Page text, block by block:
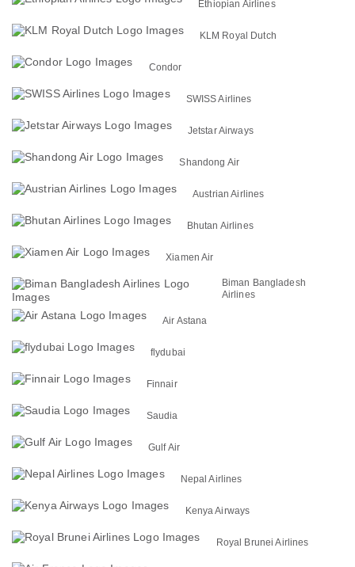
Ethiopian Airlines
KLM Royal Dutch
Condor
SWISS Airlines
Jetstar Airways
Shandong Air
Austrian Airlines
Bhutan Airlines
Xiamen Air
Biman Bangladesh
Airlines
Air Astana
flydubai
Finnair
Saudia
Gulf Air
Nepal Airlines
Kenya Airways
Royal Brunei Airlines